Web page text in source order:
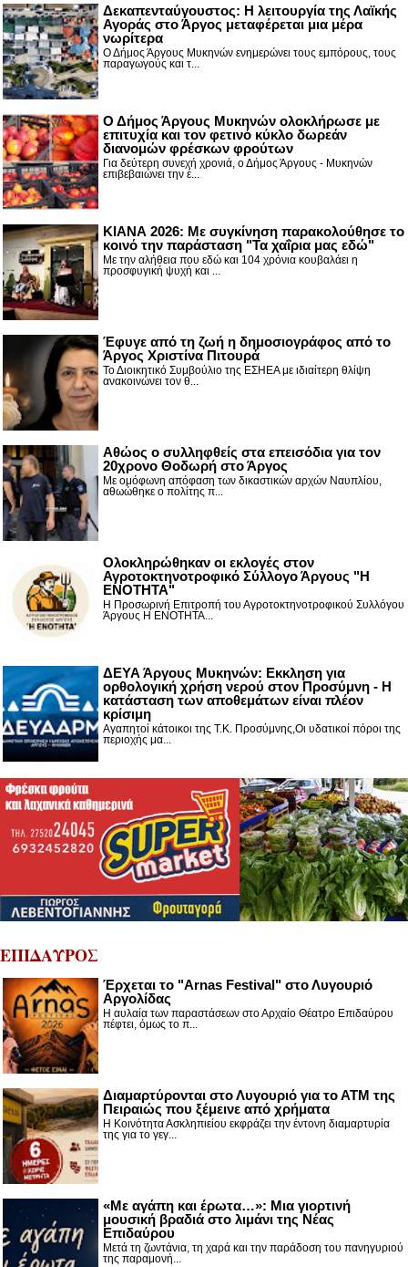
Δεκαπενταύγουστος: H λειτουργία της Λαϊκής
Αγοράς στο Άργος μεταφέρεται μια μέρα
νωρίτερα
Ο Δήμος Άργους Μυκηνών ενημερώνει τους εμπόρους, τους
παραγωγούς και τ...
Ο Δήμος Άργους Μυκηνών ολοκλήρωσε με
επιτυχία και τον φετινό κύκλο δωρεάν
διανομών φρέσκων φρούτων
Για δεύτερη συνεχή χρονιά, ο Δήμος Άργους - Μυκηνών
επιβεβαιώνει την έ...
ΚΙΑΝΑ 2026: Με συγκίνηση παρακολούθησε το
κοινό την παράσταση "Τα χαΐρια μας εδώ"
Με την αλήθεια που εδώ και 104 χρόνια κουβαλάει η
προσφυγική ψυχή και ...
Έφυγε από τη ζωή η δημοσιογράφος από το
Άργος Χριστίνα Πιτουρά
Το Διοικητικό Συμβούλιο της ΕΣΗΕΑ με ιδιαίτερη θλίψη
ανακοινώνει τον θ...
Αθώος ο συλληφθείς στα επεισόδια για τον
20χρονο Θοδωρή στο Άργος
Με ομόφωνη απόφαση των δικαστικών αρχών Ναυπλίου,
αθωώθηκε ο πολίτης π...
Ολοκληρώθηκαν οι εκλογές στον
Αγροτοκτηνοτροφικό Σύλλογο Άργους "Η
ΕΝΟΤΗΤΑ"
Η Προσωρινή Επιτροπή του Αγροτοκτηνοτροφικού Συλλόγου
Άργους Η ΕΝΟΤΗΤΑ...
ΔΕΥΑ Άργους Μυκηνών: Εκκληση για
ορθολογική χρήση νερού στον Προσύμνη - Η
κατάσταση των αποθεμάτων είναι πλέον
κρίσιμη
Αγαπητοί κάτοικοι της Τ.Κ. Προσύμνης,Οι υδατικοί πόροι της
περιοχής μα...
ΕΠΙΔΑΥΡΟΣ
Έρχεται το "Arnas Festival" στο Λυγουριό
Αργολίδας
Η αυλαία των παραστάσεων στο Αρχαίο Θέατρο Επιδαύρου
πέφτει, όμως το π...
Διαμαρτύρονται στο Λυγουριό για το ΑΤΜ της
Πειραιώς που ξέμεινε από χρήματα
Η Κοινότητα Ασκληπιείου εκφράζει την έντονη διαμαρτυρία
της για το γεγ...
«Με αγάπη και έρωτα…»: Μια γιορτινή
μουσική βραδιά στο λιμάνι της Νέας
Επιδαύρου
Μετά τη ζωντάνια, τη χαρά και την παράδοση του πανηγυριού
της παραμονή...